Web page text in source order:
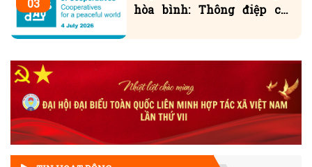
Tổng Giám đốc ILO